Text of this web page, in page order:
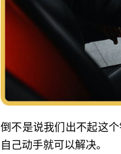
倒不是说我们出不起这
自己动手就可以解决。